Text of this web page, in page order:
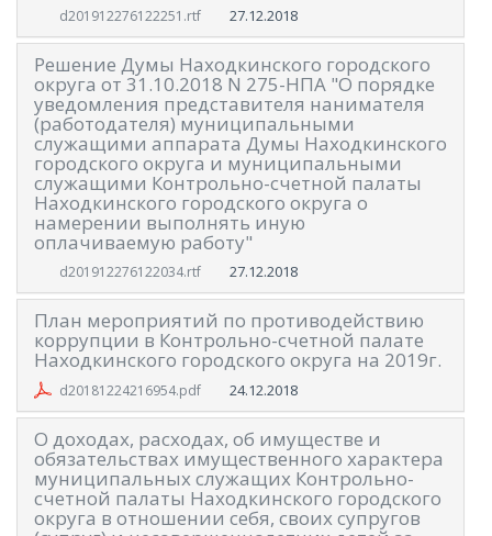
d201912276122251.rtf 27.12.2018
Решение Думы Находкинского городского
округа от 31.10.2018 N 275-НПА "О порядке
уведомления представителя нанимателя
(работодателя) муниципальными
служащими аппарата Думы Находкинского
городского округа и муниципальными
служащими Контрольно-счетной палаты
Находкинского городского округа о
намерении выполнять иную
оплачиваемую работу"
d201912276122034.rtf 27.12.2018
План мероприятий по противодействию
коррупции в Контрольно-счетной палате
Находкинского городского округа на 2019г.
d20181224216954.pdf 24.12.2018
О доходах, расходах, об имуществе и
обязательствах имущественного характера
муниципальных служащих Контрольно-
счетной палаты Находкинского городского
округа в отношении себя, своих супругов